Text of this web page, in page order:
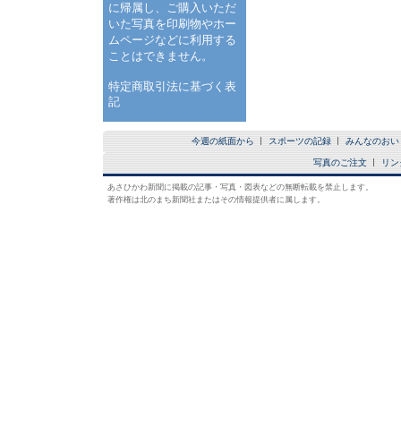
に帰属し、ご購入いただ
いた写真を印刷物やホー
ムページなどに利用する
ことはできません。
特定商取引法に基づく表
記
今週の紙面から スポーツの記録 みんなのおい
写真のご注文 リン
あさひかわ新聞に掲載の記事・写真・図表などの無断転載を禁止します。
著作権は北のまち新聞社またはその情報提供者に属します。